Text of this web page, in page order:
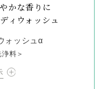
かな香りに
ィウォッシュ
ォッシュα
料＞